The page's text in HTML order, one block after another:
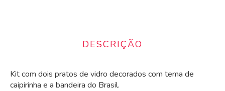
DESCRIÇÃO
Kit com dois pratos de vidro decorados com tema de
caipirinha e a bandeira do Brasil.